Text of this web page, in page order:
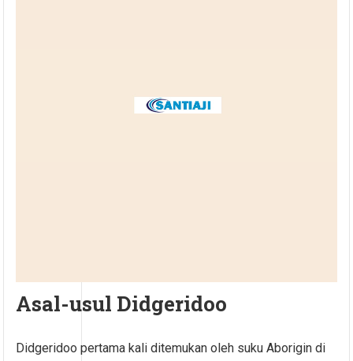
Asal-usul Didgeridoo
Didgeridoo pertama kali ditemukan oleh suku Aborigin di